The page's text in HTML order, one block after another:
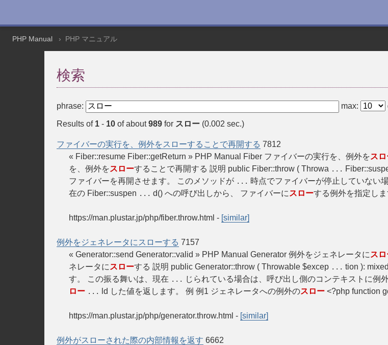
PHP Manual PHP マニュアル
検索
phrase: max:
Results of 1 - 10 of about989 for スロー (0.002 sec.)
ファイバーの実行を、例外をスローすることで再開する 7812
« Fiber::resume Fiber::getReturn » PHP Manual Fiber ファイバーの実行を、例外をス
を、例外をスローすることで再開する 説明 public Fiber::throw ( Throwa ...
ファイバーを再開させます。 このメソッドが ... 時点でファイバーが停止していない
在の Fiber::suspen ... d() への呼び出しから、 ファイバーに スローする例外を指定し
https://man.plustar.jp/php/fiber.throw.html - [similar]
例外をジェネレータにスローする 7157
« Generator::send Generator::valid » PHP Manual Generator 例外をジェネレータに ス
ネレータに スローする 説明 public Generator::throw ( Throwable $excep ... tion ):
す。 この振る舞いは、現在 ... じられている場合は、呼び出し側のコンテキストに例
ロー ... ld した値を返します。 例 例1 ジェネレータへの例外のスロー <?php function
https://man.plustar.jp/php/generator.throw.html - [similar]
例外がスローされた際の内部情報を返す 6662